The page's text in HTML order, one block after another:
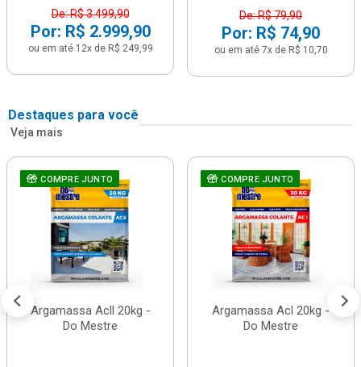
De: R$ 3.499,90
Por: R$ 2.999,90
ou em até 12x de R$ 249,99
De: R$ 79,90
Por: R$ 74,90
ou em até 7x de R$ 10,70
Destaques para você
Veja mais
COMPRE JUNTO
Argamassa Acll 20kg -
Do Mestre
COMPRE JUNTO
Argamassa Acl 20kg -
Do Mestre